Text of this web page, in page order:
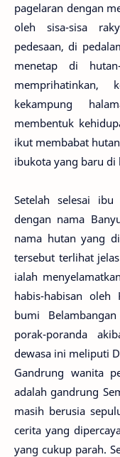
pagelaran dengan
oleh sisa-sisa
pedesaan, di
menetap di
memprihatinkan,
kekampung
membentuk
ikut membabat
ibukota yang baru di
Setelah selesai
dengan nama
nama hutan yang
tersebut terlihat
ialah
habis-habisan oleh
bumi
porak-poranda
dewasa ini meliputi
Gandrung wanita
adalah gandrung
masih berusia
cerita yang
yang cukup parah.